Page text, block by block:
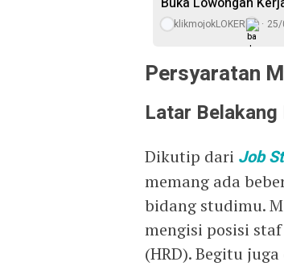
klikmojokLOKER
Persyaratan
Latar
Dikutip dari Job
memang ada
bidang studimu.
mengisi posisi
(HRD). Begitu